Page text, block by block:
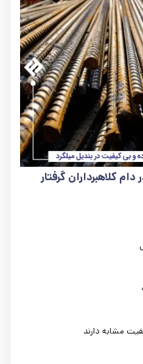
کلاهبرداران گرفتار
مشابه دارند